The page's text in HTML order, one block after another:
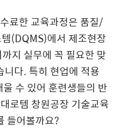
료한 교육과정은 품질/
(DQMS)에서 제조현장
지 실무에 꼭 필요한 맞
다. 특히 현업에 적용
수 있어 훈련생들의 반
로템 창원공장 기술교육
들어볼까요?